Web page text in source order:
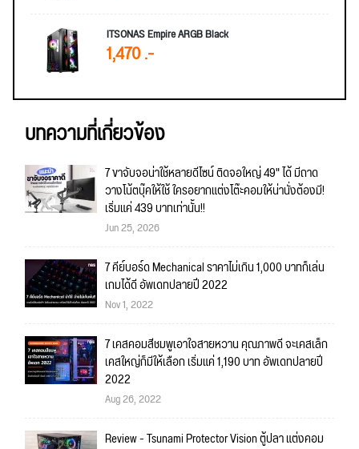
ITSONAS Empire ARGB Black
1,470 .-
บทความที่เกี่ยวข้อง
7 ขาจับจอน่าใช้หลายดีไซน์ ติดจอใหญ่ 49" ได้ มีถาด
วางโน้ตบุ๊คให้ใช้ ใครอยากแต่งโต๊ะคอมให้น่านั่งต้องมี!
เริ่มแค่ 439 บาทเท่านั้น!!
Jun 25, 2026
7 คีย์บอร์ด Mechanical ราคาไม่เกิน 1,000 บาทก็เล่น
เกมได้ดี อัพเดทปลายปี 2022
Nov 1, 2022
7 เคสคอมสีชมพูเอาใจสายหวาน คุณภาพดี จะเคสเล็ก
เคสใหญ่ก็มีให้เลือก เริ่มแค่ 1,190 บาท อัพเดทปลายปี
2022
Aug 26, 2022
Review - Tsunami Protector Vision ตู้ปลา แต่งคอม